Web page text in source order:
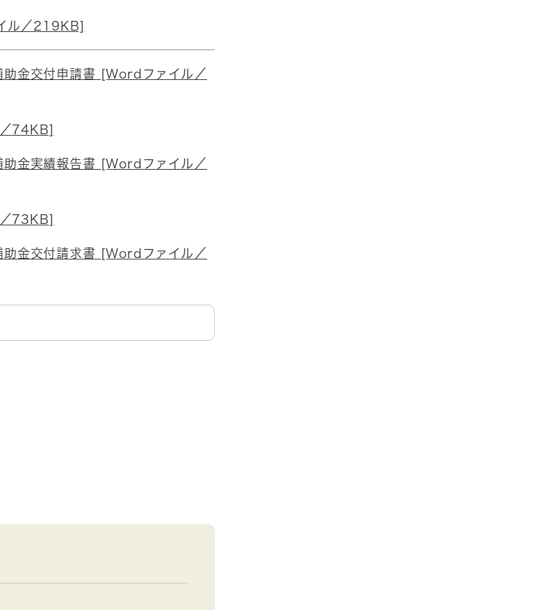
ル／219KB]
金交付申請書 [Wordファイル／
74KB]
金実績報告書 [Wordファイル／
73KB]
金交付請求書 [Wordファイル／